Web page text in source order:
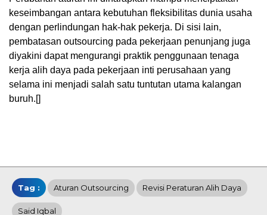
keseimbangan antara kebutuhan fleksibilitas dunia usaha
dengan perlindungan hak-hak pekerja. Di sisi lain,
pembatasan outsourcing pada pekerjaan penunjang juga
diyakini dapat mengurangi praktik penggunaan tenaga
kerja alih daya pada pekerjaan inti perusahaan yang
selama ini menjadi salah satu tuntutan utama kalangan
buruh.[]
Tag : Aturan Outsourcing Revisi Peraturan Alih Daya
Said Iqbal